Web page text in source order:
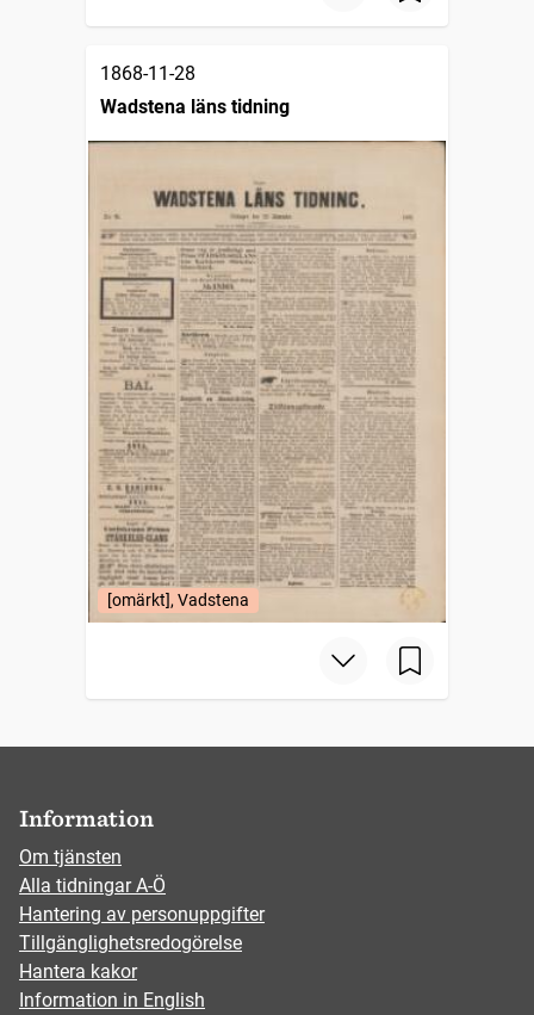
1868-11-28
Wadstena läns tidning
[omärkt], Vadstena
Information
Om tjänsten
Alla tidningar A-Ö
Hantering av personuppgifter
Tillgänglighetsredogörelse
Hantera kakor
Information in English